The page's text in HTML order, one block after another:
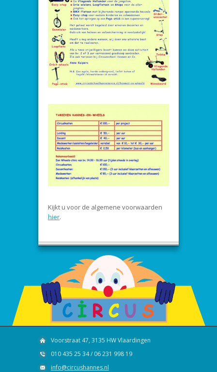
Kijkt u voor de algemene voorwaarden
hier.
Voorstraat 47, 3135 HW Vlaardingen
010 435 25 34 / 06 231 998 19
info@circushannes.nl